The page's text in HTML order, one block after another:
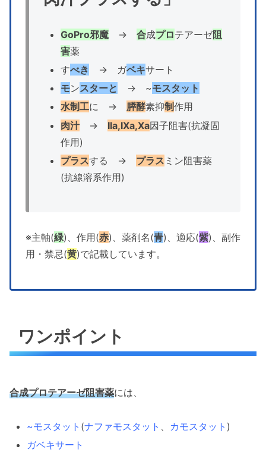
GoPro邪魔 →合成プロテアーゼ阻
害薬
すべき → ガベキサート
モンスターと → ~モスタット
水制工に → 膵酵素抑制作用
肉汁→ IIa,IXa,Xa因子阻害(抗凝固
作用)
プラスする → プラス ミン阻害薬
(抗線溶系作用)
※主軸(緑)、作用(赤)、薬剤名(青)、適応(紫)、副作
用・禁忌(黄)で記載しています。
ワンポイント
合成プロテアーゼ阻害薬には、
~モスタット (ナファモスタット カモスタット )
ガベキサート